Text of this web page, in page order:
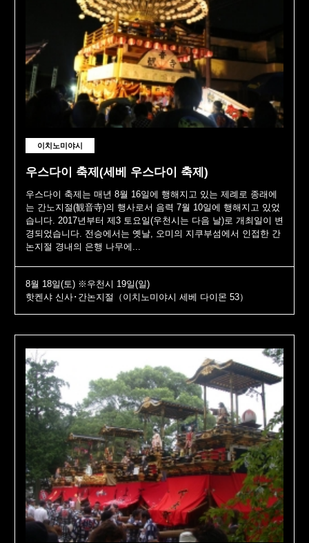
이치노미야시
우스다이 축제(세베 우스다이 축제)
우스다이 축제는 매년 8월 16일에 행해지고 있는 제례로 종래에
는 간노지절(観音寺)의 행사로서 음력 7월 10일에 행해지고 있었
습니다. 2017년부터 제3 토요일(우천시는 다음 날)로 개최일이 변
경되었습니다. 전승에서는 옛날, 오미의 지쿠부섬에서 인접한 간
논지절 경내의 은행 나무에...
8월 18일(토) ※우천시 19일(일)
핫켄샤 신사･간논지절（이치노미야시 세베 다이몬 53）